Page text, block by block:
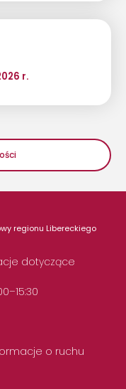
r.
regionu Libereckiego
dotyczące
o ruchu